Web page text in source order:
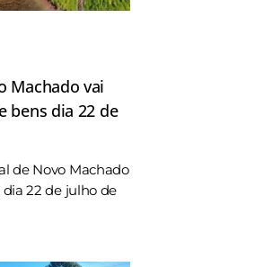
Machado vai
bens dia 22 de
de Novo Machado
22 de julho de